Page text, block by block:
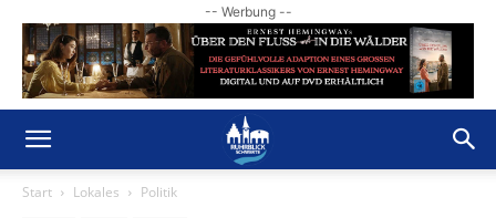
-- Werbung --
Start Lokales Politik